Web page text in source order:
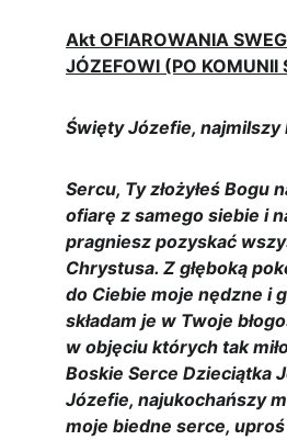
Akt OFIAROWANIA
JÓZEFOWI (PO KOMUNII
Święty Józefie, najmilszy
Sercu, Ty złożyłeś Bogu
ofiarę z samego siebie i
pragniesz pozyskać
Chrystusa. Z głęboką
do Ciebie moje nędzne i
składam je w Twoje
w objęciu których tak
Boskie Serce Dzieciątka
Józefie, najukochańszy
moje biedne serce, uproś